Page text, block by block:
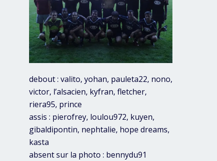
debout : valito, yohan, pauleta22, nono,
victor, l’alsacien, kyfran, fletcher,
riera95, prince
assis : pierofrey, loulou972, kuyen,
gibaldipontin, nephtalie, hope dreams,
kasta
absent sur la photo : bennydu91